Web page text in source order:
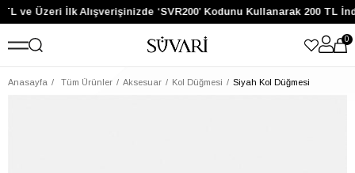
ve Üzeri İlk Alışverişinizde ‘SVR200’ Kodunu Kullanarak 200 TL
0
Anasayfa Tüm Ürünler Aksesuar Kol Düğmesi Siyah Kol Düğmesi